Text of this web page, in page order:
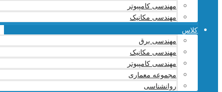
مهندسی کامپیوتر
مهندسی مکانیک
کلاس
مهندسی برق
مهندسی مکانیک
مهندسی کامپیوتر
مجموعه معماری
روانشناسی